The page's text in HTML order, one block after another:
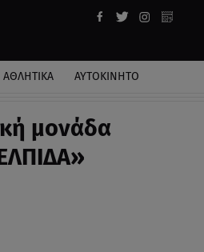
ΑΘΛΗΤΙΚΑ ΑΥΤΟΚΙΝΗΤΟ
μονάδα